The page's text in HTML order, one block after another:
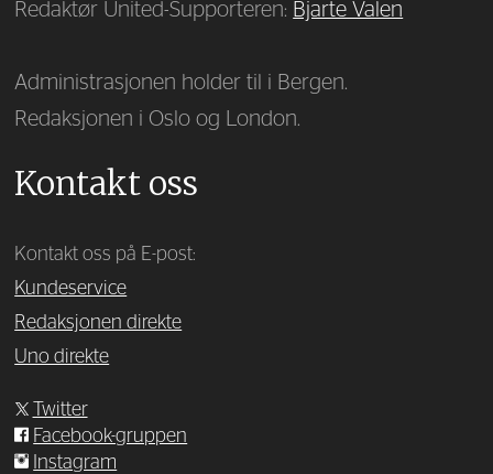
Redaktør United-Supporteren: Bjarte Valen
Administrasjonen holder til i Bergen.
Redaksjonen i Oslo og London.
Kontakt oss
Kontakt oss på E-post:
Kundeservice
Redaksjonen direkte
Uno direkte
Twitter
Facebook-gruppen
Instagram